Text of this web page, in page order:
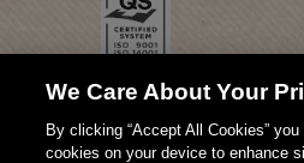
We Care About Your
By clicking “Accept All Cookies”
cookies on your device to enhance